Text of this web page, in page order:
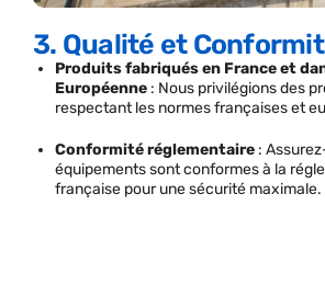
3. Qualité et
Produits fabriqués en France et
Européenne : Nous privilégions des
respectant les normes françaises et
Conformité réglementaire :
équipements sont conformes à la
française pour une sécurité maximale.